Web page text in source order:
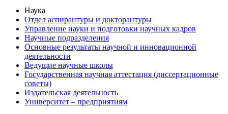
Наука
Отдел аспирантуры и докторантуры
Управление науки и подготовки научных кадров
Научные подразделения
Основные результаты научной и инновационной
деятельности
Ведущие научные школы
Государственная научная аттестация (диссертационные
советы)
Издательская деятельность
Университет – предприятиям